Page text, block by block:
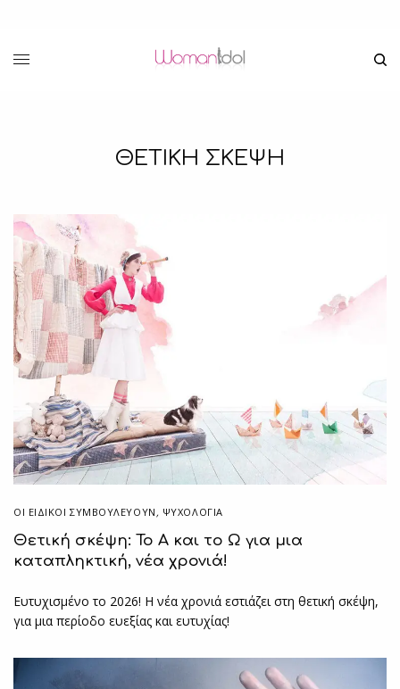
ΘΕΤΙΚΗ ΣΚΕΨΗ
ΟΙ ΕΙΔΙΚΟΊ ΣΥΜΒΟΥΛΕΎΟΥΝ , ΨΥΧΟΛΟΓΙΑ
Θετική σκέψη: Το Α και το Ω για μια
καταπληκτική, νέα χρονιά!
Ευτυχισμένο το 2026! Η νέα χρονιά εστιάζει στη θετική σκέψη,
για μια περίοδο ευεξίας και ευτυχίας!